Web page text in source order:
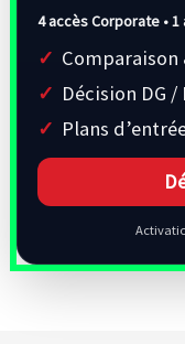
4 accès Corporate • 1
Comparaison
Décision DG
Plans